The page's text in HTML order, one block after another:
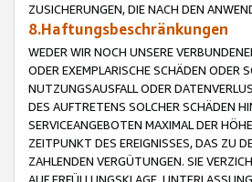
ZUSICHERUNGEN, DIE NACH DEN
8.Haftungsbeschränkungen
WEDER WIR NOCH UNSERE
ODER EXEMPLARISCHE SCHÄDEN ODER
NUTZUNGSAUSFALL ODER
DES AUFTRETENS SOLCHER SCHÄDEN
SERVICEANGEBOTEN MAXIMAL DER
ZEITPUNKT DES EREIGNISSES, DAS ZU
ZAHLENDEN VERGÜTUNGEN. SIE